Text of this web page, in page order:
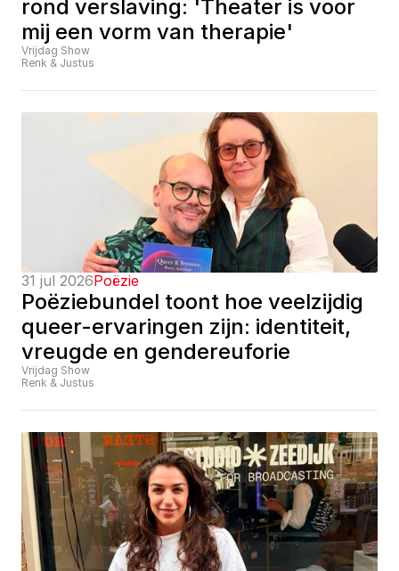
rond verslaving: 'Theater is voor
mij een vorm van therapie'
Vrijdag Show
Renk & Justus
31 jul 2026Poëzie
Poëziebundel toont hoe veelzijdig
queer-ervaringen zijn: identiteit,
vreugde en gendereuforie
Vrijdag Show
Renk & Justus